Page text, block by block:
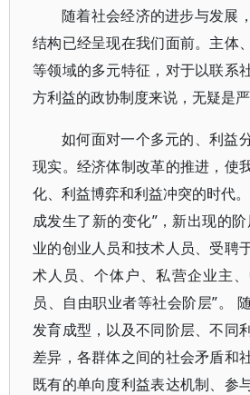
随着社会经济的进步与发展
结构已经呈现在我们面前。主体
等领域的多元特征，对于以联系
方利益的政协制度来说，无疑是严
如何面对一个多元的、利益
现实。经济体制改革的推进，使
化、利益博弈和利益冲突的时代
成发生了新的变化”，新出现的
业的创业人员和技术人员、受聘
术人员、个体户、私营企业主
员、自由职业者等社会阶层”。
发育成型，以及不同阶层、不同
差异，各群体之间的社会矛盾和
既有的单向度利益表达机制、参